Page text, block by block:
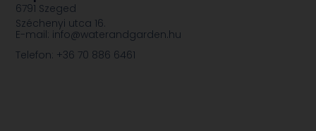
6791 Szeged
Széchenyi utca 16.
E-mail: info@waterandgarden.hu
Telefon: +36 70 886 6461